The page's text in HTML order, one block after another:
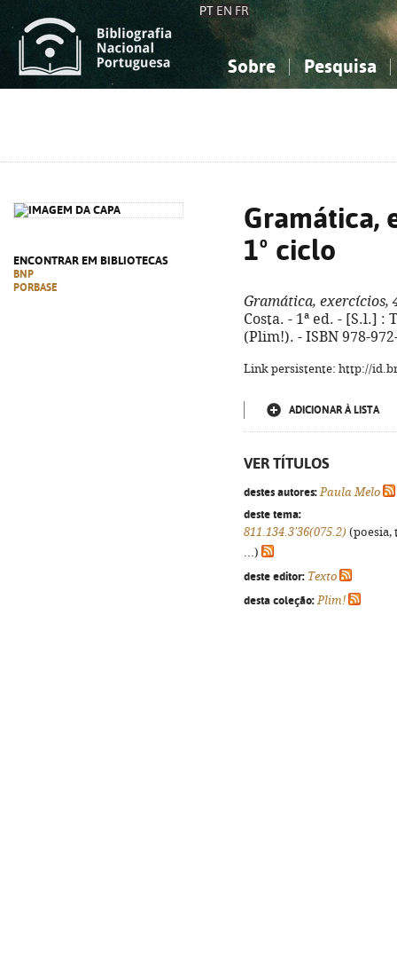
PT EN FR
Sobre Pesquisa
ENCONTRAR EM BIBLIOTECAS
BNP
PORBASE
Gramática,
1º ciclo
Gramática, exercícios,
Costa. - 1ª ed. - [S.l.] :
(Plim!). - ISBN 978-
Link persistente: http://
ADICIONAR À LISTA
VER TÍTULOS
destes autores: Paula Melo
deste tema:
811.134.3'36(075.2) (poesia,
...)
deste editor: Texto
desta coleção: Plim!